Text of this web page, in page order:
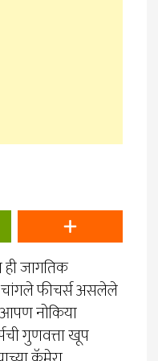
जागतिक
चांगले फीचर्स असलेले
नोकिया
गुणवत्ता खूप